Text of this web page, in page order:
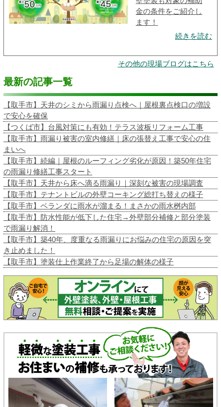
金の条件をご紹介し
ます！
続きを読む
その他の現場ブログはこちら
最新の記事一覧
【取手市】天井のシミから雨漏り点検へ｜屋根裏点検口の増設
で安心を確保
【つくば市】台風対策にも有効！テラス波板リフォーム工事
【取手市】雨漏り被害の室内修繕｜床の張替え工事で安心の住
まいへ
【取手市】続編｜屋根のルーフィング劣化が原因！築50年住宅
の雨漏り修繕工事スタート
【取手市】天井から床へ滴る雨漏り｜深刻な被害の現場調査
【取手市】テナントビルの外壁コーキング総打ち替えの様子
【取手市】ベランダに雨水が溜まる！まさかの雨水桝内部
【取手市】防水性能が低下した住宅→外壁部分補修と部分塗装
で雨漏り解消！
【取手市】築40年、度重なる雨漏りにお悩みの住宅の原因を突
き止めました！
【取手市】塗装仕上作業終了から足場の解体の様子